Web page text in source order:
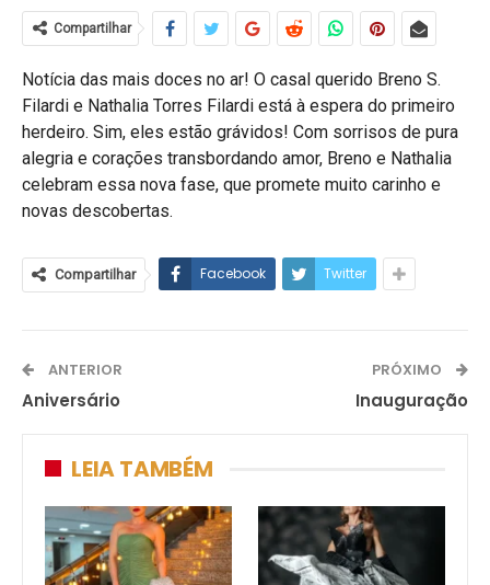
Compartilhar
Notícia das mais doces no ar! O casal querido Breno S.
Filardi e Nathalia Torres Filardi está à espera do primeiro
herdeiro. Sim, eles estão grávidos! Com sorrisos de pura
alegria e corações transbordando amor, Breno e Nathalia
celebram essa nova fase, que promete muito carinho e
novas descobertas.
Compartilhar Facebook Twitter
ANTERIOR
Aniversário
PRÓXIMO
Inauguração
LEIA TAMBÉM